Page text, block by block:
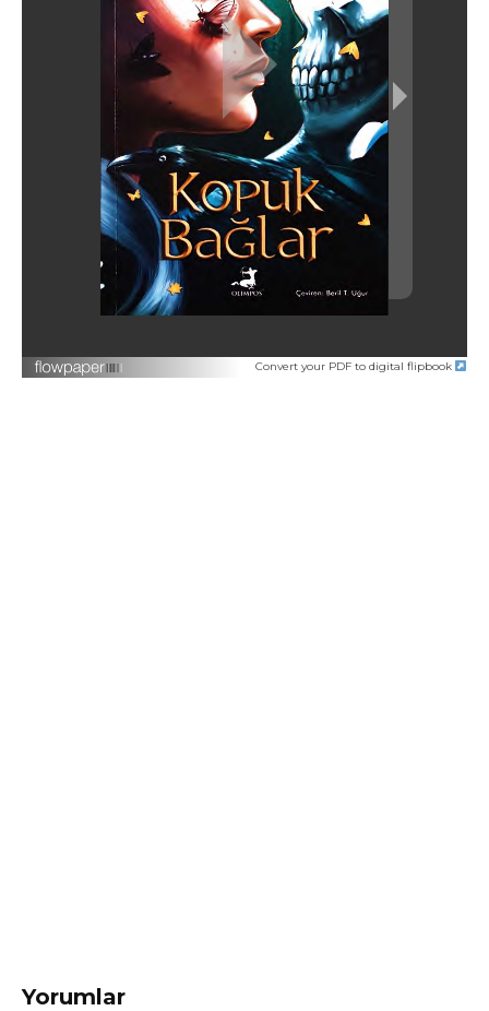
Convert your PDF to digital flipbook
Yorumlar